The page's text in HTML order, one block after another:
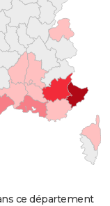
ce département